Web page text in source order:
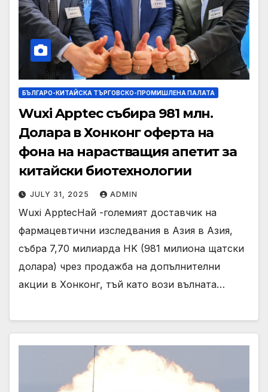
БЪЛГАРО-КИТАЙСКА ТЪРГОВСКО-ПРОМИШЛЕНА ПАЛАТА
Wuxi Apptec събира 981 млн.
Долара в Хонконг оферта на
фона на нарастващия апетит за
китайски биотехнологии
JULY 31, 2025 ADMIN
Wuxi ApptecНай -големият доставчик на
фармацевтични изследвания в Азия в Азия,
събра 7,70 милиарда HK (981 милиона щатски
долара) чрез продажба на допълнителни
акции в Хонконг, тъй като вози вълната…